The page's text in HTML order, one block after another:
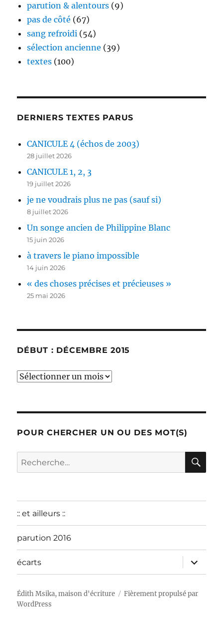
parution & alentours (9)
pas de côté (67)
sang refroidi (54)
sélection ancienne (39)
textes (100)
DERNIERS TEXTES PARUS
CANICULE 4 (échos de 2003)
28 juillet 2026
CANICULE 1, 2, 3
19 juillet 2026
je ne voudrais plus ne pas (sauf si)
8 juillet 2026
Un songe ancien de Philippine Blanc
15 juin 2026
à travers le piano impossible
14 juin 2026
« des choses précises et précieuses »
25 mai 2026
DÉBUT : DÉCEMBRE 2015
début
POUR CHERCHER UN OU DES MOT(S)
Recherche
pour :
:: et ailleurs ::
parution 2016
écarts
ouvrir
le
sous-
Édith Msika, maison d'écriture
Fièrement propulsé par
WordPress